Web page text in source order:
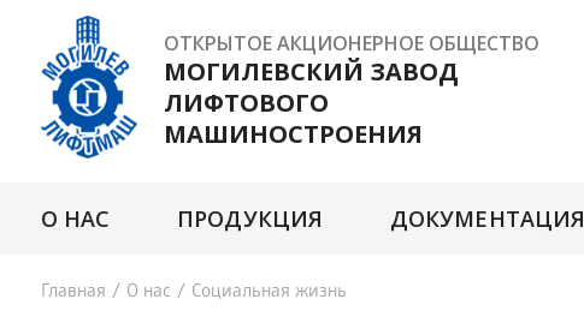
ОТКРЫТОЕ АКЦИОНЕРНОЕ ОБЩЕСТВО
МОГИЛЕВСКИЙ ЗАВОД
ЛИФТОВОГО
МАШИНОСТРОЕНИЯ
О НАС ПРОДУКЦИЯ ДОКУМЕНТАЦИЯ
Главная / О нас / Социальная жизнь